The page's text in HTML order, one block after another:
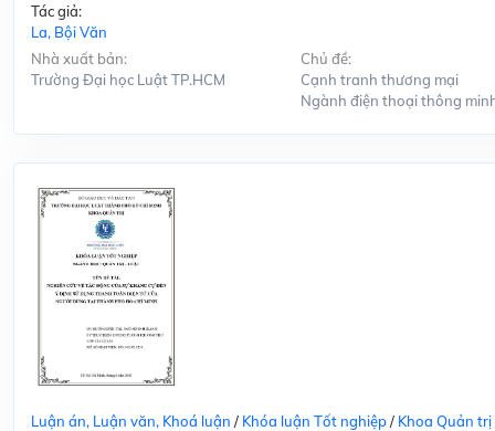
Tác giả:
La, Bội Văn
Nhà xuất bản:
Trường Đại học Luật TP.HCM
Chủ đề:
Cạnh tranh thương mại
Ngành điện thoại thông
Luận án, Luận văn, Khoá luận / Khóa luận Tốt nghiệp/ Khoa Quản trị